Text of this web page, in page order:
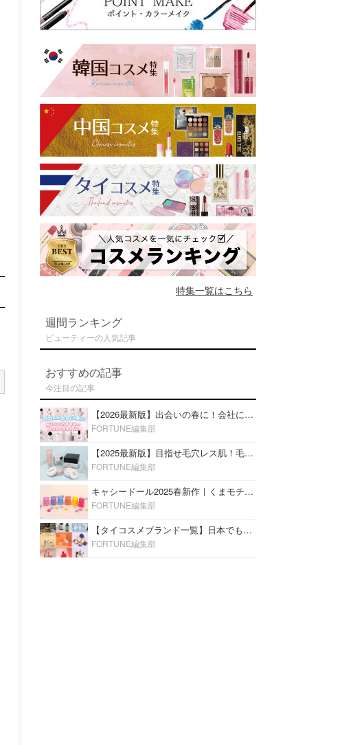
特集一覧はこちら
週間ランキング
ビューティーの人気記事
おすすめの記事
今注目の記事
【2026最新版】出会いの春に！会社にもおすすめの好印象な香水14選♡ビジネスの場での香水マナーも
FORTUNE編集部
【2025最新版】目指せ毛穴レス肌！毛穴を埋めて隠す「おすすめ部分用下地＆プライマー」ランキング♡
FORTUNE編集部
キャシードール2025春新作｜くまモチーフのミニリップ「シャイニーベア リップモイスト」をレビュー♡
FORTUNE編集部
【タイコスメブランド一覧】日本でも人気沸騰中の“タイコスメ”ブランド20選！
FORTUNE編集部